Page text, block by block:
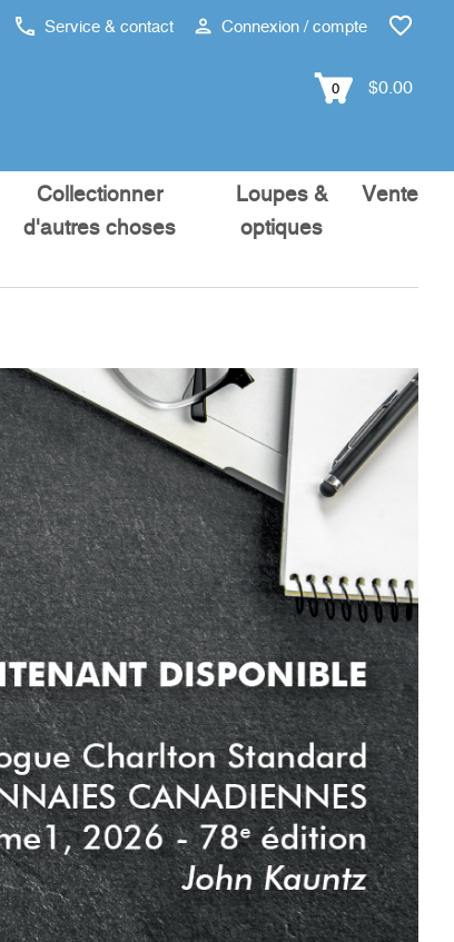
Service & contact Connexion / compte
0 $0.00
Collectionner
d'autres choses
Loupes &
optiques
Vente